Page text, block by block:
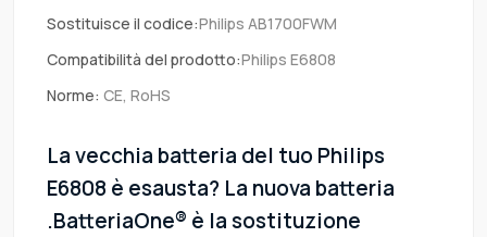
Sostituisce il codice:Philips AB1700FWM
Compatibilità del prodotto:Philips E6808
Norme: CE, RoHS
La vecchia batteria del tuo Philips
E6808 è esausta? La nuova batteria
.BatteriaOne® è la sostituzione